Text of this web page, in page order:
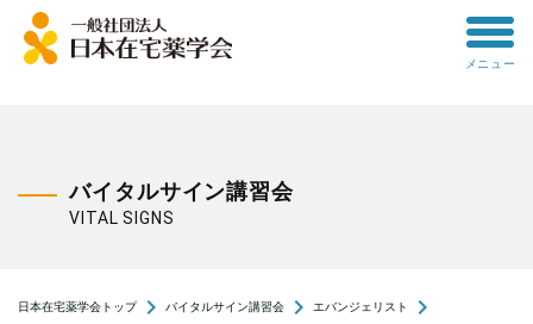
toggle
メニュー
バイタルサイン講習会
VITAL SIGNS
日本在宅薬学会トップnavigate_next バイタルサイン講習会 navigate_next エバンジェリスト navigate_next